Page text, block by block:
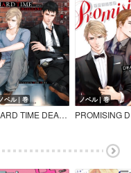
ベル｜巻
HARD TIME DEADLOCK外伝
ノベル｜巻